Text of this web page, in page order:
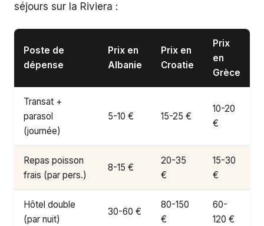
séjours sur la Riviera :
Poste de
dépense
Prix en
Albanie
Prix en
Croatie
Prix
en
Grèce
Transat +
parasol
(journée)
5-10 € 15-25 €
10-20
€
Repas poisson
frais (par pers.)
8-15 €
20-35
€
15-30
€
Hôtel double
(par nuit)
30-60 €
80-150
€
60-
120 €